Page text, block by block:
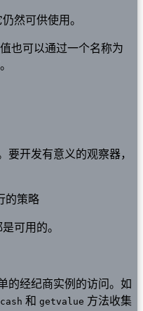
然可供使用。
也可以通过一个名称为
要开发有意义的观察器，
的策略
可用的。
的经纪商实例的访问。如
和 getvalue 方法收集